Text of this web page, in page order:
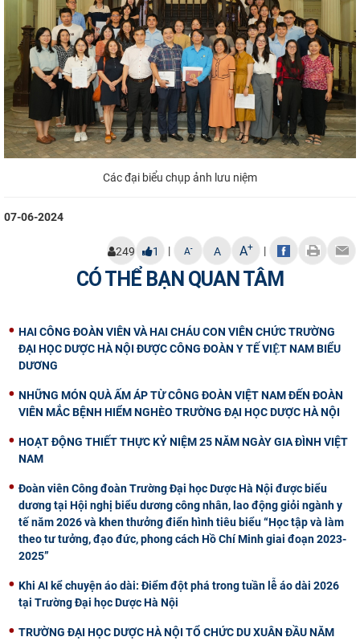
Các đại biểu chụp ảnh lưu niệm
07-06-2024
249 1 | A- A A+ |
CÓ THỂ BẠN QUAN TÂM
HAI CÔNG ĐOÀN VIÊN VÀ HAI CHÁU CON VIÊN CHỨC TRƯỜNG
ĐẠI HỌC DƯỢC HÀ NỘI ĐƯỢC CÔNG ĐOÀN Y TẾ VIỆT NAM BIỂU
DƯƠNG
NHỮNG MÓN QUÀ ẤM ÁP TỪ CÔNG ĐOÀN VIỆT NAM ĐẾN ĐOÀN
VIÊN MẮC BỆNH HIỂM NGHÈO TRƯỜNG ĐẠI HỌC DƯỢC HÀ NỘI
HOẠT ĐỘNG THIẾT THỰC KỶ NIỆM 25 NĂM NGÀY GIA ĐÌNH VIỆT
NAM
Đoàn viên Công đoàn Trường Đại học Dược Hà Nội được biểu
dương tại Hội nghị biểu dương công nhân, lao động giỏi ngành y
tế năm 2026 và khen thưởng điển hình tiêu biểu “Học tập và làm
theo tư tưởng, đạo đức, phong cách Hồ Chí Minh giai đoạn 2023-
2025”
Khi AI kể chuyện áo dài: Điểm đột phá trong tuần lễ áo dài 2026
tại Trường Đại học Dược Hà Nội
TRƯỜNG ĐẠI HỌC DƯỢC HÀ NỘI TỔ CHỨC DU XUÂN ĐẦU NĂM